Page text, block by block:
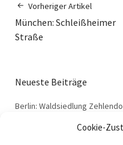
Cookie-
Vorheriger Artikel
München: Schleißheimer
Straße
Neueste Beiträge
Berlin: Waldsiedlung
Dessau: Haus Anton